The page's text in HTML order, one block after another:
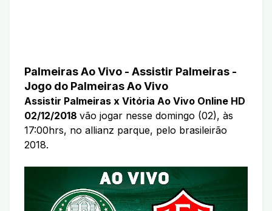
Palmeiras Ao Vivo - Assistir Palmeiras -
Jogo do Palmeiras Ao Vivo
Assistir Palmeiras x Vitória Ao Vivo Online HD
02/12/2018 vão jogar nesse domingo (02), às
17:00hrs, no allianz parque, pelo brasileirão
2018.